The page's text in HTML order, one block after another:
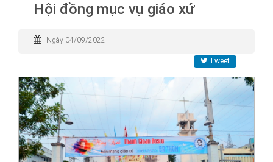
Hội đồng mục vụ giáo xứ
Ngày 04/09/2022
Tweet